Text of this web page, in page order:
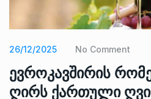
26/12/2025 No Comment
ევროკავშირის
ღირს ქართული